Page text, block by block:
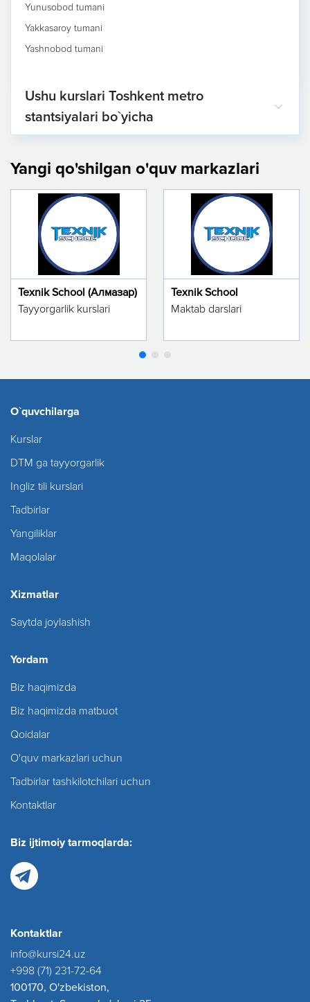
Yunusobod tumani
Yakkasaroy tumani
Yashnobod tumani
Ushu kurslari Toshkent metro
stantsiyalari bo`yicha
Yangi qo'shilgan o'quv markazlari
Texnik School (Алмазар)
Tayyorgarlik kurslari
Texnik School
Maktab darslari
O`quvchilarga
Kurslar
DTM ga tayyorgarlik
Ingliz tili kurslari
Tadbirlar
Yangiliklar
Maqolalar
Xizmatlar
Saytda joylashish
Yordam
Biz haqimizda
Biz haqimizda matbuot
Qoidalar
O'quv markazlari uchun
Tadbirlar tashkilotchilari uchun
Kontaktlar
Biz ijtimoiy tarmoqlarda:
Kontaktlar
info@kursi24.uz
+998 (71) 231-72-64
100170, O'zbekiston,